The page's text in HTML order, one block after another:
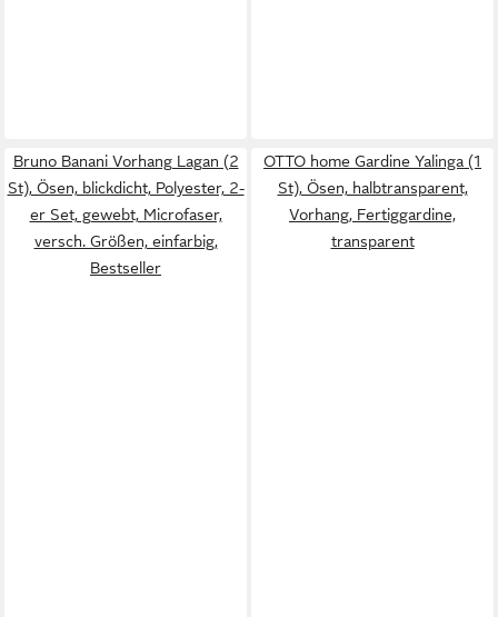
Bruno Banani Vorhang Lagan (2
St), Ösen, blickdicht, Polyester, 2-
er Set, gewebt, Microfaser,
versch. Größen, einfarbig,
Bestseller
OTTO home Gardine Yalinga (1
St), Ösen, halbtransparent,
Vorhang, Fertiggardine,
transparent